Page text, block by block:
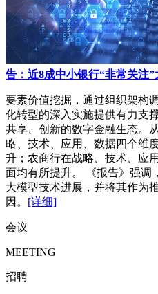
告：近8成中小银行“非常关注”
要素价值挖掘，通过组织架构
化转型的深入实施提供有力支
共享、创新的数字金融生态。
略、技术、应用、数据四个维
升；农商行在战略、技术、应
面均有所提升。 《报告》强调
大模型技术进展，并将其作为
因。 [详细]
会议
MEETING
招聘